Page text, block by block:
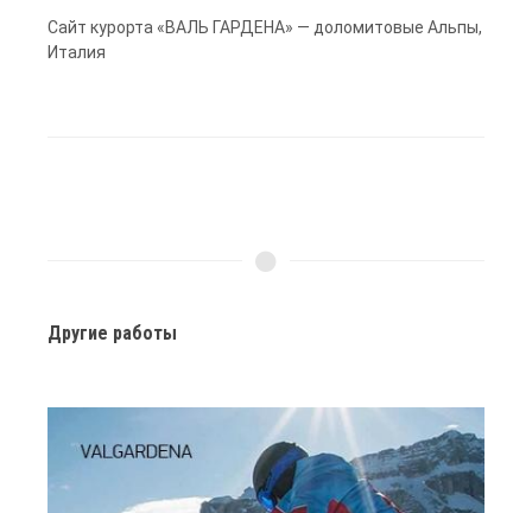
Сайт курорта «ВАЛЬ ГАРДЕНА» — доломитовые Альпы,
Италия
Другие работы